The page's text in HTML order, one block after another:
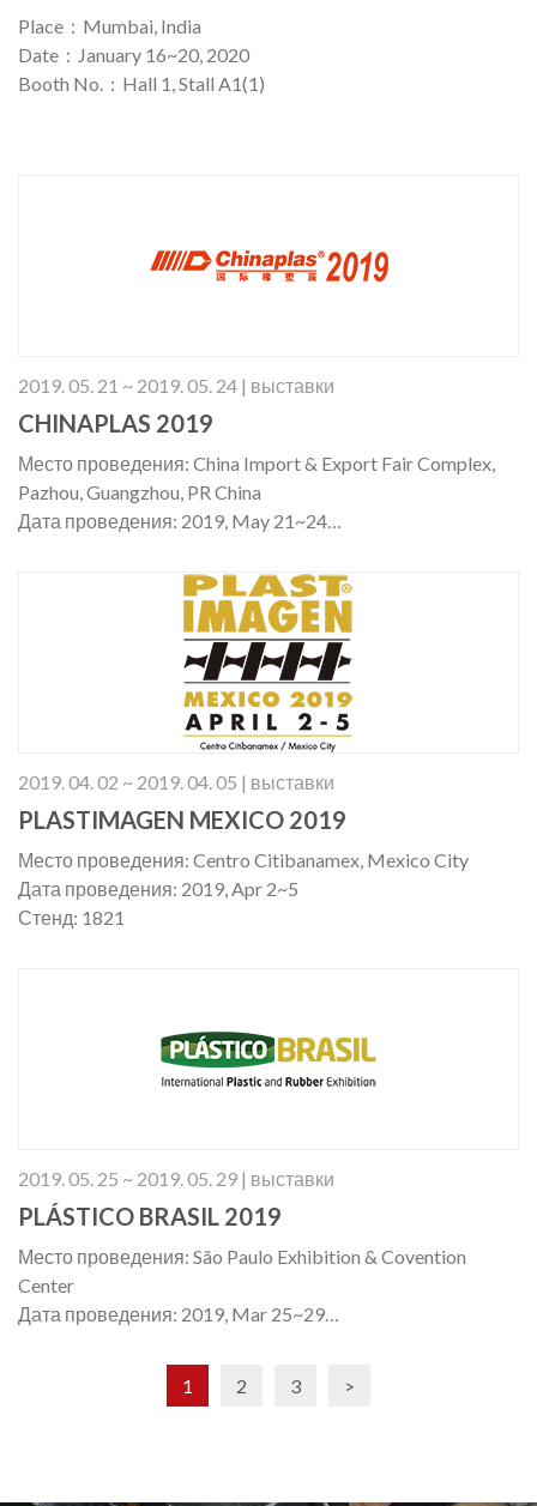
Place：Mumbai, India
Date：January 16~20, 2020
Booth No.：Hall 1, Stall A1(1)
2019. 05. 21 ~ 2019. 05. 24 | выставки
CHINAPLAS 2019
Место проведения: China Import & Export Fair Complex,
Pazhou, Guangzhou, PR China
Дата проведения: 2019, May 21~24
2019. 04. 02 ~ 2019. 04. 05 | выставки
PLASTIMAGEN MEXICO 2019
Место проведения: Centro Citibanamex, Mexico City
Дата проведения: 2019, Apr 2~5
Стенд: 1821
2019. 05. 25 ~ 2019. 05. 29 | выставки
PLÁSTICO BRASIL 2019
Место проведения: São Paulo Exhibition & Covention
Center
Дата проведения: 2019, Mar 25~29
1
2 3 >